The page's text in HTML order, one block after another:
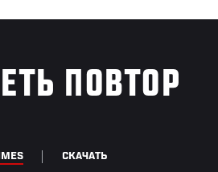
ПОВТОР
СКАЧАТЬ